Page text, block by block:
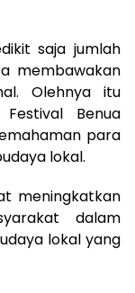
saja jumlah
membawakan
Olehnya itu
Benua
para
lokal.
meningkatkan
dalam
lokal yang